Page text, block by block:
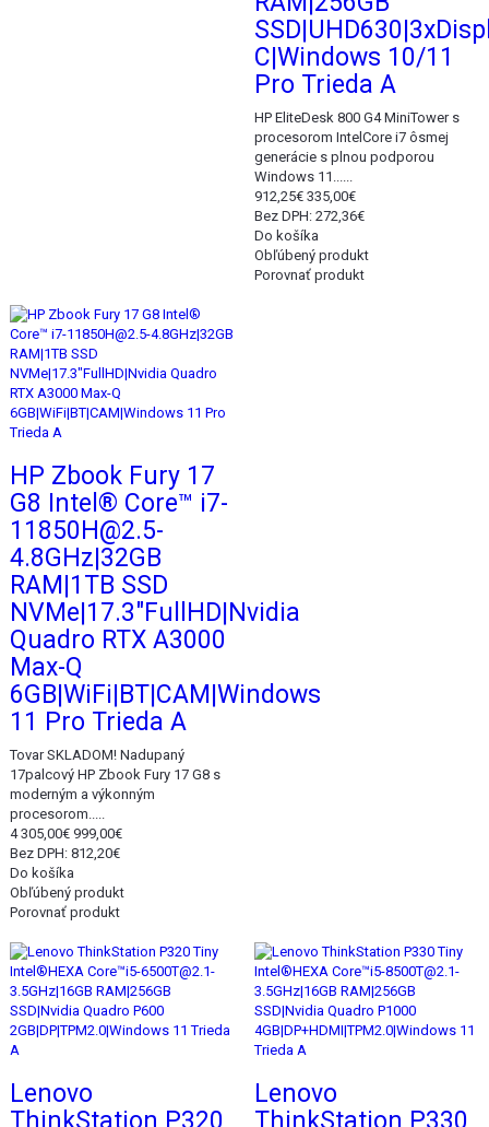
C|Windows 10/11
Pro Trieda A
HP EliteDesk 800 G4 MiniTower s
procesorom IntelCore i7 ôsmej
generácie s plnou podporou
Windows 11......
912,25€ 335,00€
Bez DPH: 272,36€
Do košíka
Obľúbený produkt
Porovnať produkt
HP Zbook Fury 17
G8 Intel® Core™ i7-
11850H@2.5-
4.8GHz|32GB
RAM|1TB SSD
NVMe|17.3"FullHD|Nvidia
Quadro RTX A3000
Max-Q
6GB|WiFi|BT|CAM|Windows
11 Pro Trieda A
Tovar SKLADOM! Nadupaný
17palcový HP Zbook Fury 17 G8 s
moderným a výkonným
procesorom.....
4 305,00€ 999,00€
Bez DPH: 812,20€
Do košíka
Obľúbený produkt
Porovnať produkt
Lenovo
ThinkStation P320
Lenovo
ThinkStation P330